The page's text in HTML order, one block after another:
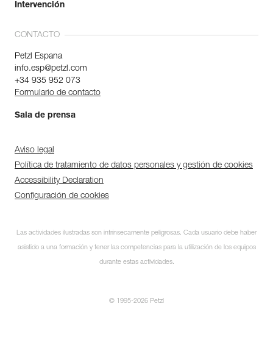
Intervención
CONTACTO
Petzl Espana
info.esp@petzl.com
+34 935 952 073
Formulario de contacto
Sala de prensa
Aviso legal
Política de tratamiento de datos personales y gestión de cookies
Accessibility Declaration
Configuración de cookies
Las actividades ilustradas son intrínsecamente peligrosas. Cada usuario debe haber
asistido a una formación y tener las competencias para la utilización de los equipos
durante estas actividades.
© 1995-2026 Petzl